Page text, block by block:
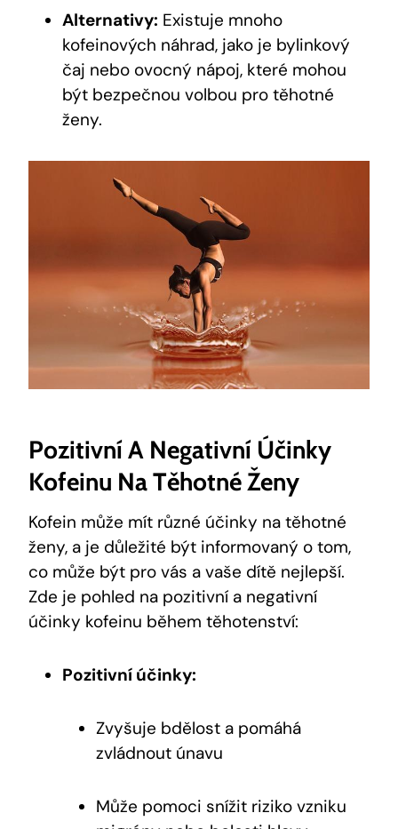
Alternativy: Existuje mnoho
kofeinových náhrad, jako ⁣je bylinkový
čaj nebo ovocný⁣ nápoj, které‍ mohou
být bezpečnou volbou pro těhotné
ženy.
Pozitivní A Negativní ‍účinky
Kofeinu Na Těhotné Ženy
Kofein může mít různé‍ účinky na těhotné
ženy, a ‌je důležité být informovaný o tom,
co může být pro⁢ vás a vaše dítě ‍nejlepší.
Zde je pohled na pozitivní a negativní
účinky kofeinu během‍ těhotenství:
Pozitivní účinky:
Zvyšuje bdělost a pomáhá
zvládnout únavu
Může pomoci snížit riziko vzniku